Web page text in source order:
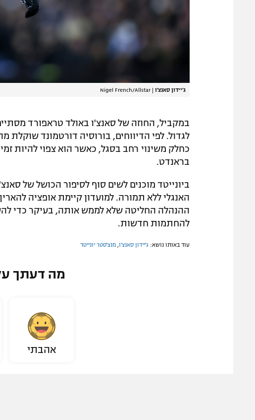
ג'יידון סאנצ'ו |
Nigel French/Allstar
במקביל, החוזה של סאנצ'ו באולד טראפורד
לגדול. לפי הדיווחים, בורוסיה דורטמונד
כחלק משינוי רחב בסגל, כאשר הוא צפוי להיות
בראנדט.
ביונייטד מוכנים לשים סוף לסיפור הכושל של
האנגלי ללא תמורה. למועדון קיימת אופציה
ההנהלה החליטה שלא לממש אותה, בעיקר כדי
להחתמות חדשות.
עוד באותו נושא: ג'יידון סאנצ'ו מנצ'סטר יונייטד
מה דעתך
אהבתי